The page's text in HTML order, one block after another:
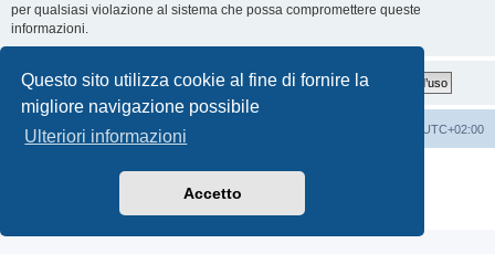
Questo sito utilizza cookie al fine di fornire la
migliore navigazione possibile
Ulteriori informazioni
Accetto
per qualsiasi violazione al sistema che possa compromettere queste
informazioni.
T-Roc Club T-Roc Club UTC+02:00
Traduzione Italiana